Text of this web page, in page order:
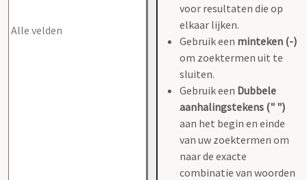
voor resultaten die op
elkaar lijken.
Gebruik een minteken (-)
om zoektermen uit te
sluiten.
Gebruik een Dubbele
aanhalingstekens (" ")
aan het begin en einde
van uw zoektermen om
naar de exacte
combinatie van woorden